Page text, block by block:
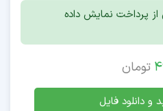
از پرداخت نمایش داده
تومان
و دانلود فایل